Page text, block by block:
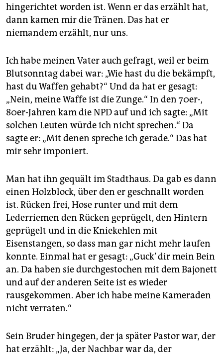
hingerichtet worden ist. Wenn er das erzählt hat,
dann kamen mir die Tränen. Das hat er
niemandem erzählt, nur uns.
Ich habe meinen Vater auch gefragt, weil er beim
Blutsonntag dabei war: „Wie hast du die bekämpft,
hast du Waffen gehabt?“ Und da hat er gesagt:
„Nein, meine Waffe ist die Zunge.“ In den 70er-,
80er-Jahren kam die NPD auf und ich sagte: „Mit
solchen Leuten würde ich nicht sprechen.“ Da
sagte er: „Mit denen spreche ich gerade.“ Das hat
mir sehr imponiert.
Man hat ihn gequält im Stadthaus. Da gab es dann
einen Holzblock, über den er geschnallt worden
ist. Rücken frei, Hose runter und mit dem
Lederriemen den Rücken geprügelt, den Hintern
geprügelt und in die Kniekehlen mit
Eisenstangen, so dass man gar nicht mehr laufen
konnte. Einmal hat er gesagt: „Guck’ dir mein Bein
an. Da haben sie durchgestochen mit dem Bajonett
und auf der anderen Seite ist es wieder
rausgekommen. Aber ich habe meine Kameraden
nicht verraten.“
Sein Bruder hingegen, der ja später Pastor war, der
hat erzählt: „Ja, der Nachbar war da, der